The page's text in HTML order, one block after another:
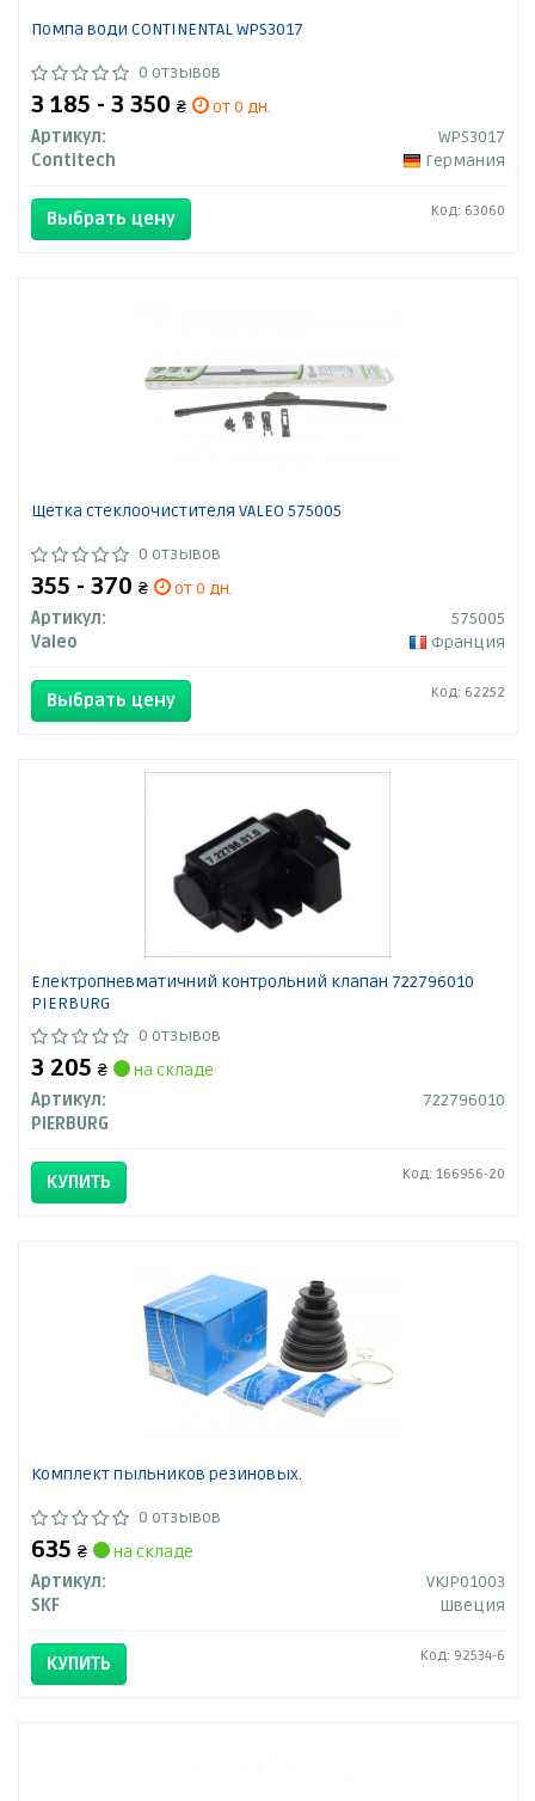
Помпа води CONTINENTAL WPS3017
0 отзывов
3 185 - 3 350 ₴
от 0 дн.
Артикул:
WPS3017
Contitech
Германия
Выбрать цену Код: 63060
Щетка стеклоочистителя VALEO 575005
0 отзывов
355 - 370 ₴
от 0 дн.
Артикул:
575005
Valeo
Франция
Выбрать цену Код: 62252
Електропневматичний контрольний клапан 722796010
PIERBURG
0 отзывов
3 205 ₴
на складе
Артикул:
722796010
PIERBURG
КУПИТЬ Код: 166956-20
Комплект пыльников резиновых.
0 отзывов
635 ₴
на складе
Артикул:
VKJP01003
SKF
Швеция
КУПИТЬ Код: 92534-6